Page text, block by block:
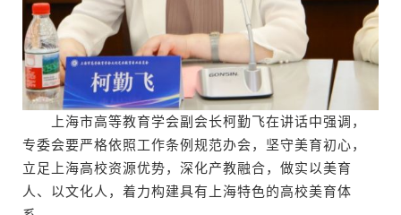
上海市高等教育学会副会长柯勤飞在讲话中强调，
专委会要严格依照工作条例规范办会，坚守美育初心，
立足上海高校资源优势，深化产教融合，做实以美育
人、以文化人，着力构建具有上海特色的高校美育体